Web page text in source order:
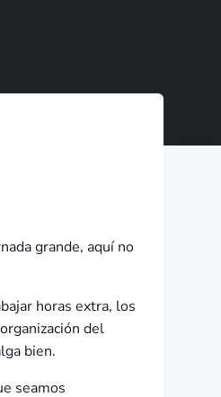
grande, aquí no
horas extra, los
del
bien.
seamos